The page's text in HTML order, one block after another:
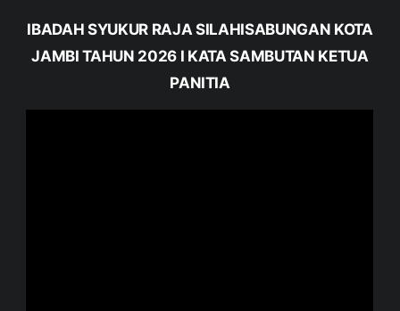
IBADAH SYUKUR RAJA SILAHISABUNGAN KOTA
JAMBI TAHUN 2026 I KATA SAMBUTAN KETUA
PANITIA